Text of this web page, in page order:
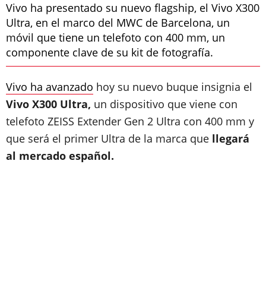
Vivo ha presentado su nuevo flagship, el Vivo X300
Ultra, en el marco del MWC de Barcelona, un
móvil que tiene un telefoto con 400 mm, un
componente clave de su kit de fotografía.
Vivo ha avanzado hoy su nuevo buque insignia el
Vivo X300 Ultra, un dispositivo que viene con
telefoto ZEISS Extender Gen 2 Ultra con 400 mm y
que será el primer Ultra de la marca que llegará
al mercado español.